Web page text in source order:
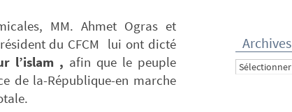
MM. Ahmet Ogras et
du CFCM lui ont dicté
l’islam , afin que le peuple
de la-République-en marche
Archives
Archives